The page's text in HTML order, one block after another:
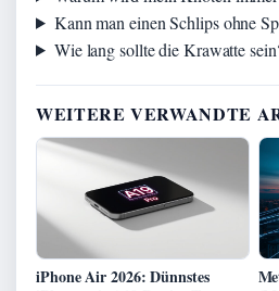
Kann man einen Schlips ohne
Wie lang sollte die Krawatte
WEITERE VERWANDTE
iPhone Air 2026: Dünnstes